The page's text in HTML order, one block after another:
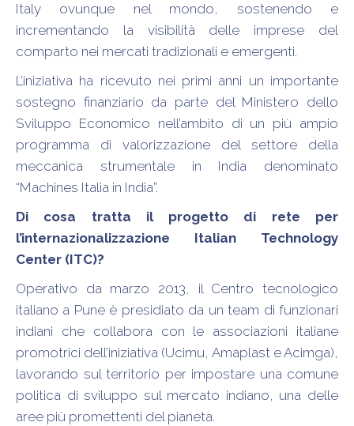
Italy ovunque nel mondo, sostenendo e
incrementando la visibilità delle imprese del
comparto nei mercati tradizionali e emergenti.
L’iniziativa ha ricevuto nei primi anni un importante
sostegno finanziario da parte del Ministero dello
Sviluppo Economico nell’ambito di un più ampio
programma di valorizzazione del settore della
meccanica strumentale in India denominato
“Machines Italia in India”.
Di cosa tratta il progetto di rete per
l’internazionalizzazione Italian Technology
Center (ITC)?
Operativo da marzo 2013, il Centro tecnologico
italiano a Pune è presidiato da un team di funzionari
indiani che collabora con le associazioni italiane
promotrici dell’iniziativa (Ucimu, Amaplast e Acimga),
lavorando sul territorio per impostare una comune
politica di sviluppo sul mercato indiano, una delle
aree più promettenti del pianeta.